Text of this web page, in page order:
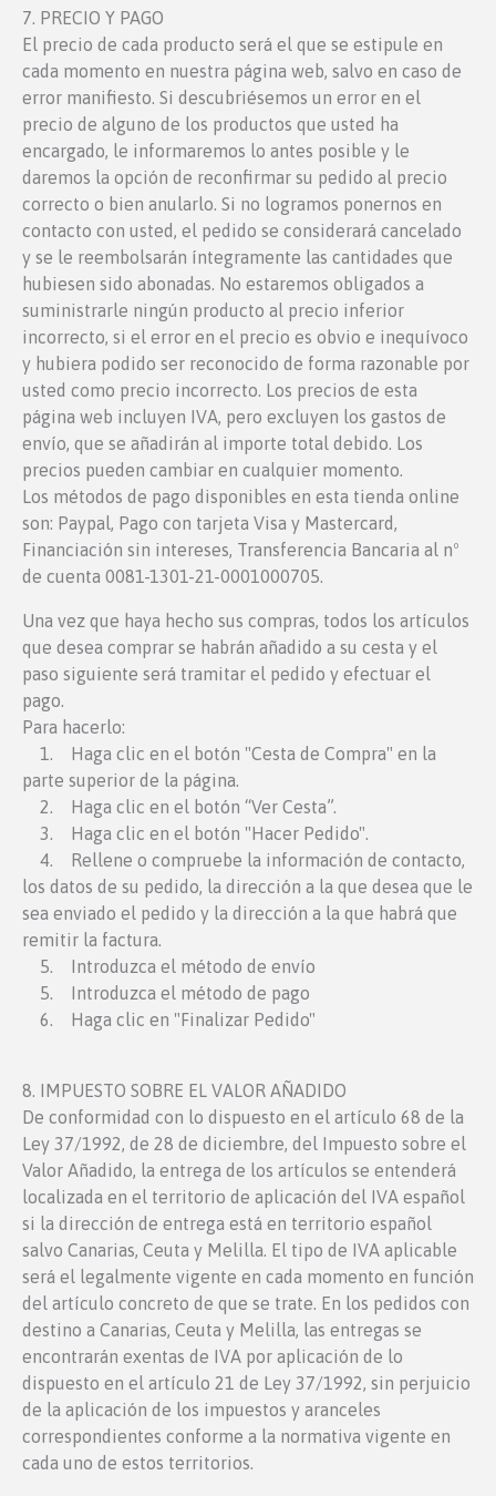
7. PRECIO Y PAGO
El precio de cada producto será el que se estipule en
cada momento en nuestra página web, salvo en caso de
error manifiesto. Si descubriésemos un error en el
precio de alguno de los productos que usted ha
encargado, le informaremos lo antes posible y le
daremos la opción de reconfirmar su pedido al precio
correcto o bien anularlo. Si no logramos ponernos en
contacto con usted, el pedido se considerará cancelado
y se le reembolsarán íntegramente las cantidades que
hubiesen sido abonadas. No estaremos obligados a
suministrarle ningún producto al precio inferior
incorrecto, si el error en el precio es obvio e inequívoco
y hubiera podido ser reconocido de forma razonable por
usted como precio incorrecto. Los precios de esta
página web incluyen IVA, pero excluyen los gastos de
envío, que se añadirán al importe total debido. Los
precios pueden cambiar en cualquier momento.
Los métodos de pago disponibles en esta tienda online
son: Paypal, Pago con tarjeta Visa y Mastercard,
Financiación sin intereses, Transferencia Bancaria al nº
de cuenta 0081-1301-21-0001000705.
Una vez que haya hecho sus compras, todos los artículos
que desea comprar se habrán añadido a su cesta y el
paso siguiente será tramitar el pedido y efectuar el
pago.
Para hacerlo:
1. Haga clic en el botón "Cesta de Compra" en la
parte superior de la página.
2. Haga clic en el botón “Ver Cesta”.
3. Haga clic en el botón "Hacer Pedido".
4. Rellene o compruebe la información de contacto,
los datos de su pedido, la dirección a la que desea que le
sea enviado el pedido y la dirección a la que habrá que
remitir la factura.
5. Introduzca el método de envío
5. Introduzca el método de pago
6. Haga clic en "Finalizar Pedido"
8. IMPUESTO SOBRE EL VALOR AÑADIDO
De conformidad con lo dispuesto en el artículo 68 de la
Ley 37/1992, de 28 de diciembre, del Impuesto sobre el
Valor Añadido, la entrega de los artículos se entenderá
localizada en el territorio de aplicación del IVA español
si la dirección de entrega está en territorio español
salvo Canarias, Ceuta y Melilla. El tipo de IVA aplicable
será el legalmente vigente en cada momento en función
del artículo concreto de que se trate. En los pedidos con
destino a Canarias, Ceuta y Melilla, las entregas se
encontrarán exentas de IVA por aplicación de lo
dispuesto en el artículo 21 de Ley 37/1992, sin perjuicio
de la aplicación de los impuestos y aranceles
correspondientes conforme a la normativa vigente en
cada uno de estos territorios.